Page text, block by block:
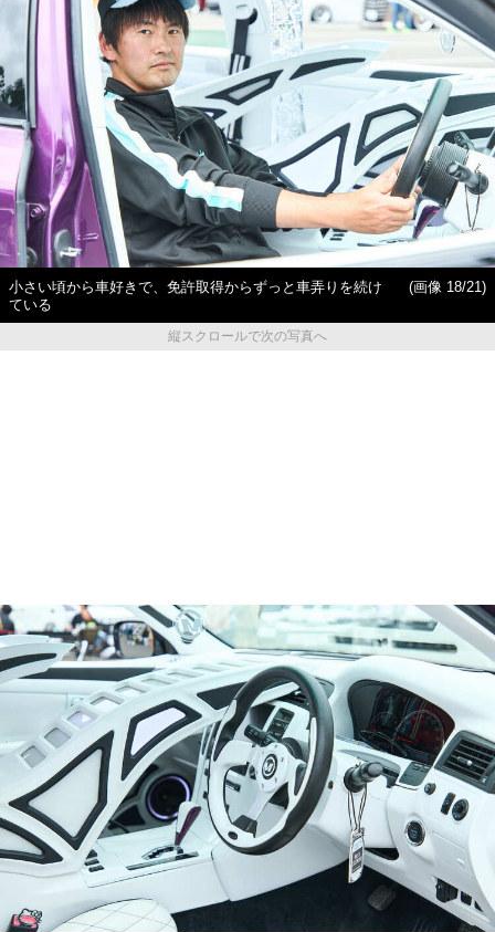
小さい頃から車好きで、免許取得からずっと車弄りを続け
ている
(画像 18/21)
縦スクロールで次の写真へ